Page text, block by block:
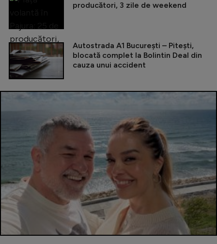
producători, 3 zile de weekend
Autostrada A1 București – Pitești,
blocată complet la Bolintin Deal din
cauza unui accident